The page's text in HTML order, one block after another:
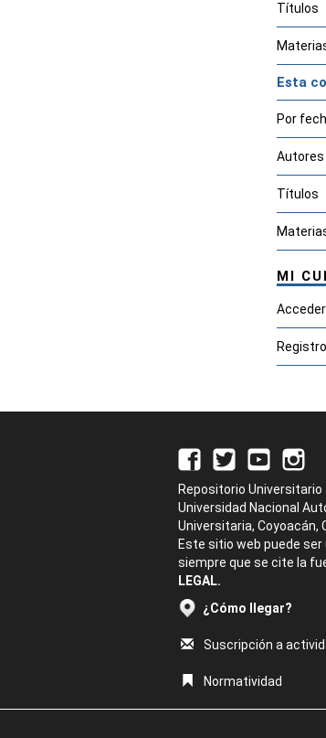
Títulos
Esta
Por
Autores
Títulos
MI
Acceder
Registro
Repositorio Universitario
Universidad Nacional
Universitaria, Coyoacán,
Este sitio web puede
siempre que se cite la
LEGAL.
¿Cómo llegar?
Suscripción a
Normatividad